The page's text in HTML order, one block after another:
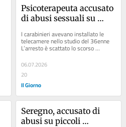
Psicoterapeuta accusato
di abusi sessuali su
sulle foto hard trovate
in pc e smartphone
I carabinieri avevano installato le
telecamere nello studio del 36enne
L’arresto è scattato lo scorso
Articolo:...
06.07.2026
20
Il Giorno
Seregno, accusato di
abusi su piccoli